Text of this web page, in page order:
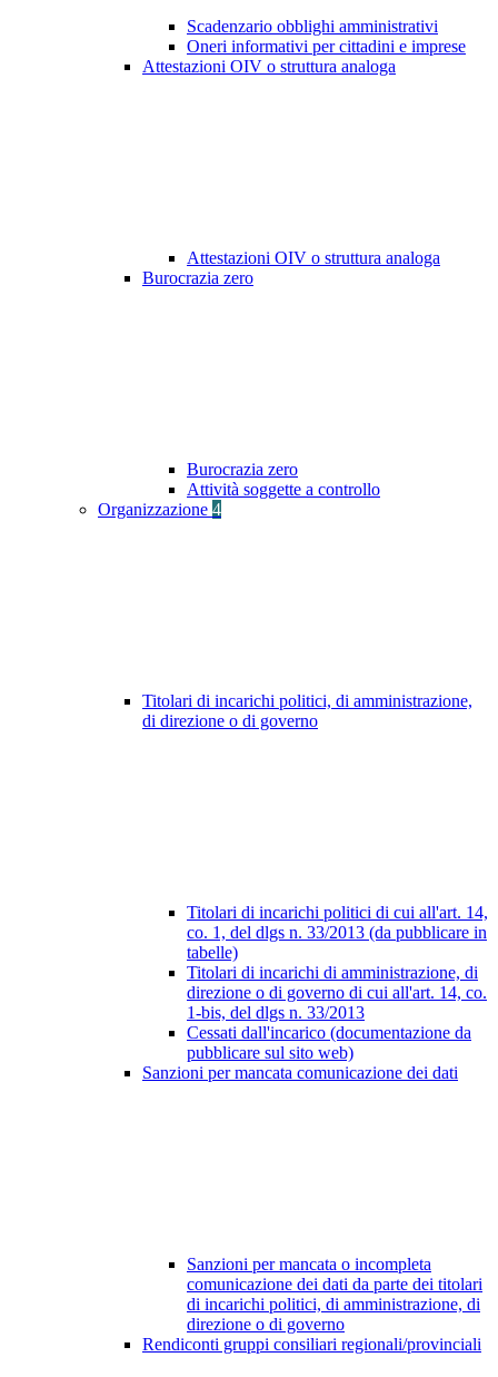
Scadenzario obblighi amministrativi
Oneri informativi per cittadini e imprese
Attestazioni OIV o struttura analoga
Attestazioni OIV o struttura analoga
Burocrazia zero
Burocrazia zero
Attività soggette a controllo
Organizzazione 4
Titolari di incarichi politici, di amministrazione,
di direzione o di governo
Titolari di incarichi politici di cui all'art. 14,
co. 1, del dlgs n. 33/2013 (da pubblicare in
tabelle)
Titolari di incarichi di amministrazione, di
direzione o di governo di cui all'art. 14, co.
1-bis, del dlgs n. 33/2013
Cessati dall'incarico (documentazione da
pubblicare sul sito web)
Sanzioni per mancata comunicazione dei dati
Sanzioni per mancata o incompleta
comunicazione dei dati da parte dei titolari
di incarichi politici, di amministrazione, di
direzione o di governo
Rendiconti gruppi consiliari regionali/provinciali